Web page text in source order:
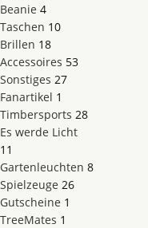
Beanie 4
Taschen 10
Brillen 18
Accessoires 53
Sonstiges 27
Fanartikel 1
Timbersports 28
Es werde Licht
11
Gartenleuchten 8
Spielzeuge 26
Gutscheine 1
TreeMates 1